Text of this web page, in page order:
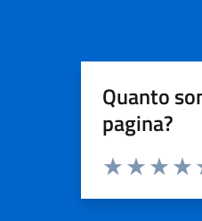
Quanto
pagina?
Valuta da 1 a 5 stelle